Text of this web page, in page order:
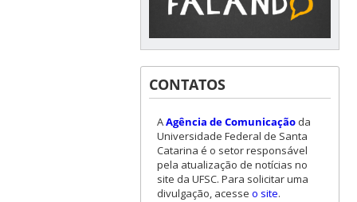
CONTATOS
AAgência de Comunicaçãoda
Universidade Federal de Santa
Catarina é o setor responsável
pela atualização de notícias no
site da UFSC. Para solicitar uma
divulgação, acesse o site.